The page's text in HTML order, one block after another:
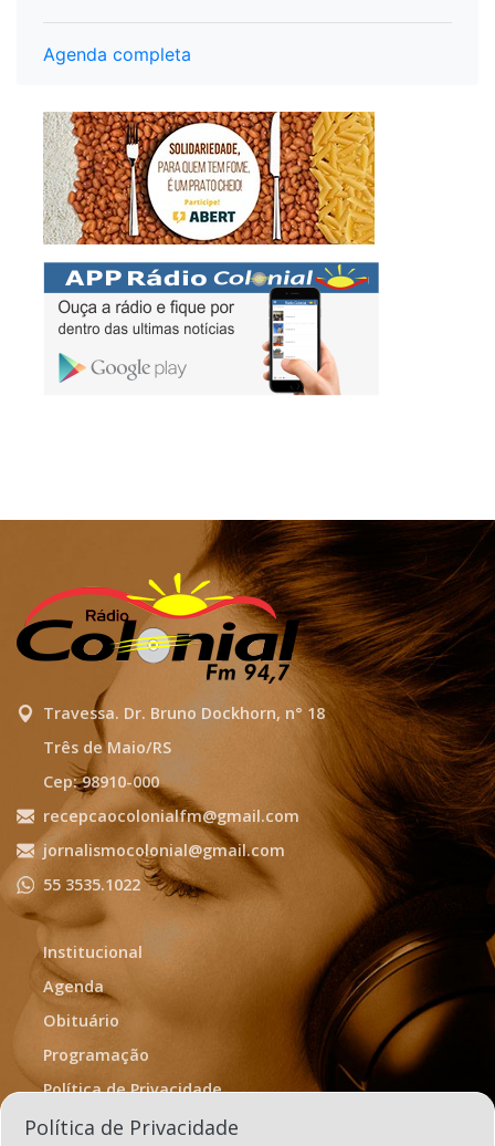
Agenda completa
Travessa. Dr. Bruno Dockhorn, n° 18
Três de Maio/RS
Cep: 98910-000
recepcaocolonialfm@gmail.com
jornalismocolonial@gmail.com
55 3535.1022
Institucional
Agenda
Obituário
Programação
Política de Privacidade
Termos de Uso
Política de Privacidade